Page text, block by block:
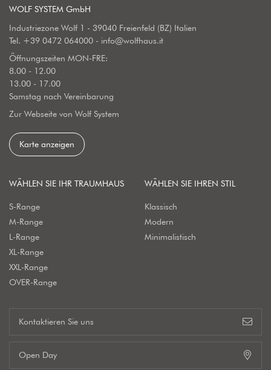
WOLF SYSTEM GmbH
Industriezone Wolf 1 - 39040 Freienfeld (BZ) Italien
Tel. +39 0472 064000 - info@wolfhaus.it
Öffnungszeiten MON-FRE:
8.00 - 12.00
13.00 - 17.00
Samstag nach Vereinbarung
Zur Webseite von Wolf System
Karte anzeigen
WÄHLEN SIE IHR TRAUMHAUS
S-Range
M-Range
L-Range
XL-Range
XXL-Range
OVER-Range
WÄHLEN SIE IHREN STIL
Klassisch
Modern
Minimalistisch
Kontaktieren Sie uns
Open Day